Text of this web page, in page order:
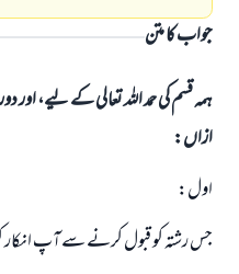
جواب کا متن
ہمہ قسم کی حمد اللہ تعالی کے لیے،
ازاں:
اول:
جس رشتہ كو قبول كرنے سے آپ انكار